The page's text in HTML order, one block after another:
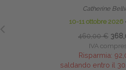
Catherine
10-11 ottobre 2026 ∙
460,00 €
IVA
Risparmia:
saldando entro il